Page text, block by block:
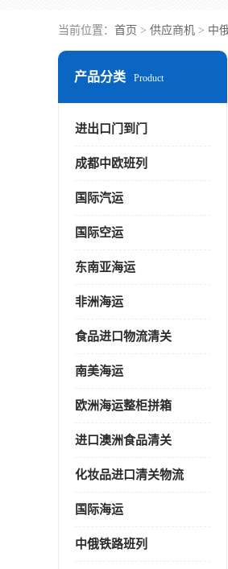
当前位置： 首页 > 供应商机 > 中
产品分类 Product
进出口门到门
成都中欧班列
国际汽运
国际空运
东南亚海运
非洲海运
食品进口物流清关
南美海运
欧洲海运整柜拼箱
进口澳洲食品清关
化妆品进口清关物流
国际海运
中俄铁路班列